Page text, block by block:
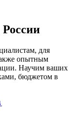
для
опытным
Научим ваших
бюджетом в